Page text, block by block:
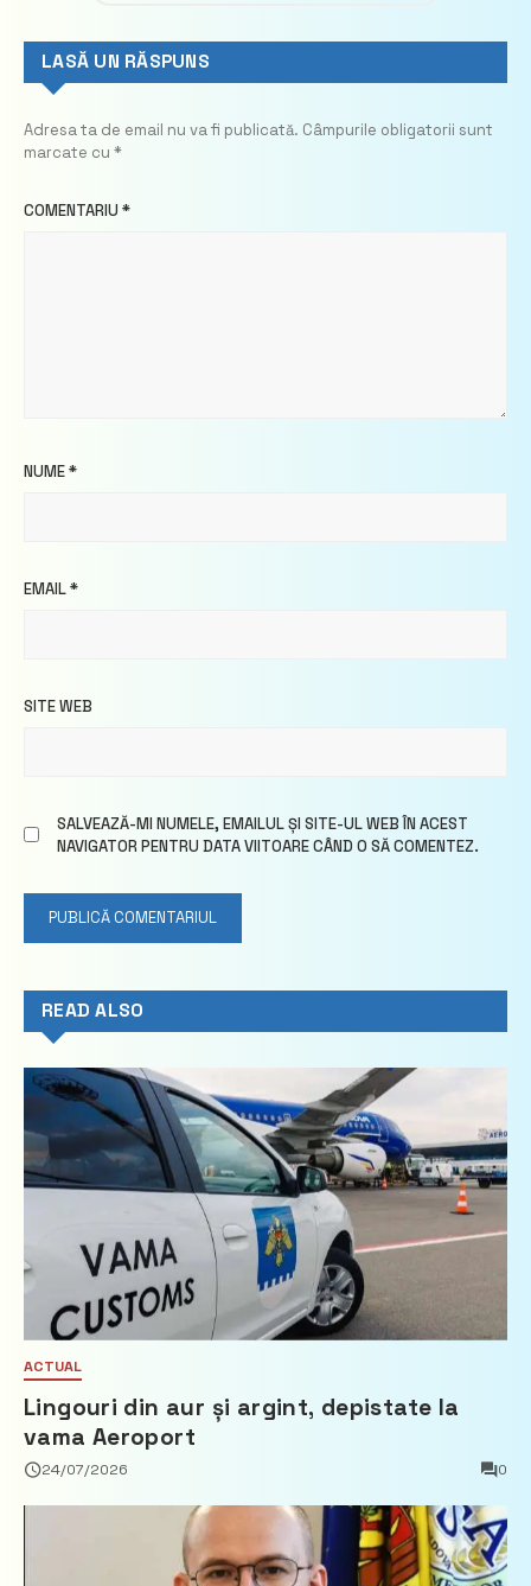
LASĂ UN RĂSPUNS
Adresa ta de email nu va fi publicată. Câmpurile obligatorii sunt
marcate cu *
COMENTARIU *
NUME*
EMAIL*
SITE WEB
SALVEAZĂ-MI NUMELE, EMAILUL ȘI SITE-UL WEB ÎN ACEST
NAVIGATOR PENTRU DATA VIITOARE CÂND O SĂ COMENTEZ.
READ ALSO
ACTUAL
Lingouri din aur și argint, depistate la
vama Aeroport
24/07/2026 0